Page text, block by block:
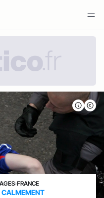
›FRANCE
CALMEMENT